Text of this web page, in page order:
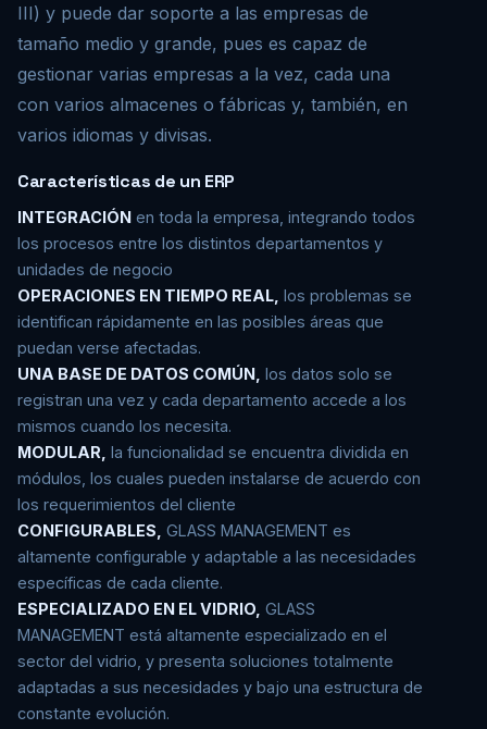
III) y puede dar soporte a las empresas de
tamaño medio y grande, pues es capaz de
gestionar varias empresas a la vez, cada una
con varios almacenes o fábricas y, también, en
varios idiomas y divisas.
Características de un ERP
INTEGRACIÓN en toda la empresa, integrando todos
los procesos entre los distintos departamentos y
unidades de negocio
OPERACIONES EN TIEMPO REAL, los problemas se
identifican rápidamente en las posibles áreas que
puedan verse afectadas.
UNA BASE DE DATOS COMÚN, los datos solo se
registran una vez y cada departamento accede a los
mismos cuando los necesita.
MODULAR, la funcionalidad se encuentra dividida en
módulos, los cuales pueden instalarse de acuerdo con
los requerimientos del cliente
CONFIGURABLES, GLASS MANAGEMENT es
altamente configurable y adaptable a las necesidades
específicas de cada cliente.
ESPECIALIZADO EN EL VIDRIO, GLASS
MANAGEMENT está altamente especializado en el
sector del vidrio, y presenta soluciones totalmente
adaptadas a sus necesidades y bajo una estructura de
constante evolución.